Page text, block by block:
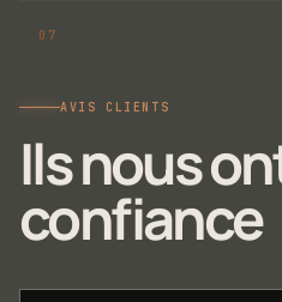
AVIS CLIENTS
Ils nous
confiance